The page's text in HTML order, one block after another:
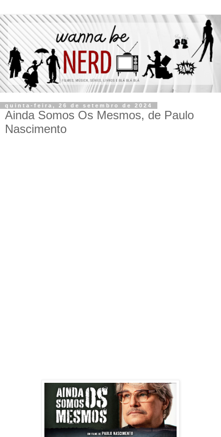
quinta-feira, 26 de setembro de 2024
Ainda Somos Os Mesmos, de Paulo
Nascimento